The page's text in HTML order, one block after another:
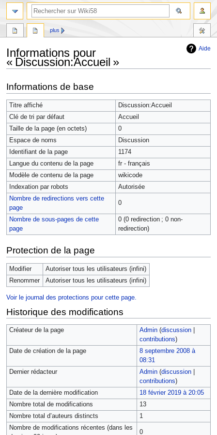
Aide
Informations pour
« Discussion:Accueil »
à
la
navigation
à
la
recherche
Informations de base
Titre affiché
Discussion:Accueil
Clé de tri par défaut
Accueil
Taille de la page (en octets)
0
Espace de noms
Discussion
Identifiant de la page
1174
Langue du contenu de la page
fr - français
Modèle de contenu de la page
wikicode
Indexation par robots
Autorisée
Nombre de redirections vers cette
page
0
Nombre de sous-pages de cette
page
0 (0 redirection ; 0 non-
redirection)
Protection de la page
Modifier
Autoriser tous les utilisateurs (infini)
Renommer
Autoriser tous les utilisateurs (infini)
Voir le journal des protections pour cette page.
Historique des modifications
Créateur de la page Admin (discussion|
contributions)
Date de création de la page
8 septembre 2008 à
08:31
Dernier rédacteur
Admin (discussion|
contributions)
Date de la dernière modification
18 février 2019 à 20:05
Nombre total de modifications
13
Nombre total d’auteurs distincts
1
Nombre de modifications récentes (dans les
0
plus